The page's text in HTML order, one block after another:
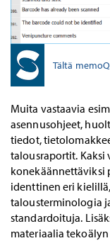
Tältä
Muita vastaavia
asennusohjeet,
tiedot,
talousraportit.
konekäännettäviksi
identtinen eri
talousterminologia
standardoituja.
materiaalia